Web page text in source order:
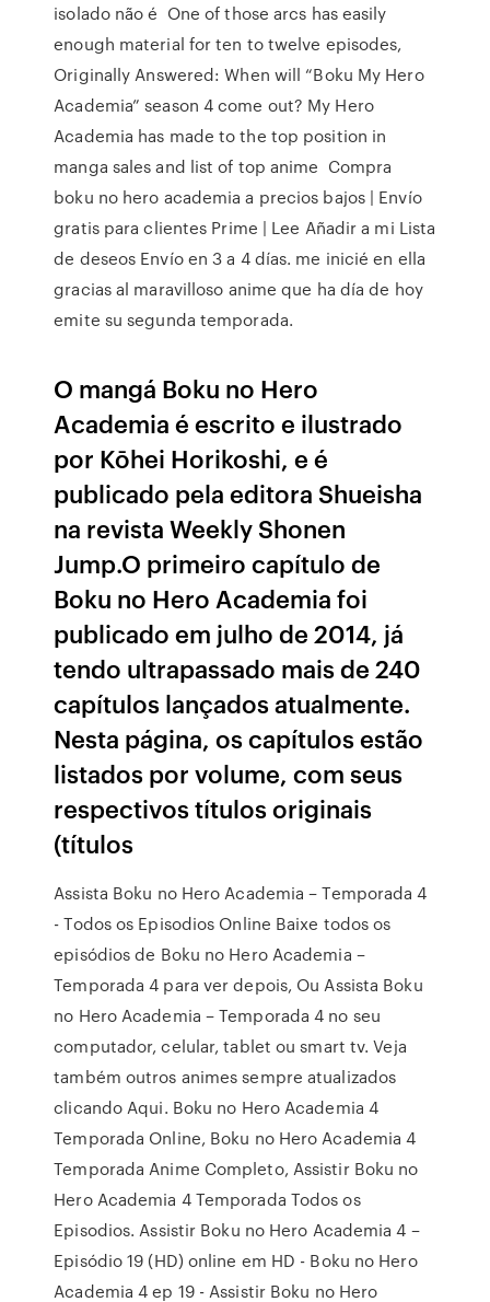
isolado não é One of those arcs has easily
enough material for ten to twelve episodes,
Originally Answered: When will “Boku My Hero
Academia” season 4 come out? My Hero
Academia has made to the top position in
manga sales and list of top anime Compra
boku no hero academia a precios bajos | Envío
gratis para clientes Prime | Lee Añadir a mi Lista
de deseos Envío en 3 a 4 días. me inicié en ella
gracias al maravilloso anime que ha día de hoy
emite su segunda temporada.
O mangá Boku no Hero
Academia é escrito e ilustrado
por Kōhei Horikoshi, e é
publicado pela editora Shueisha
na revista Weekly Shonen
Jump.O primeiro capítulo de
Boku no Hero Academia foi
publicado em julho de 2014, já
tendo ultrapassado mais de 240
capítulos lançados atualmente.
Nesta página, os capítulos estão
listados por volume, com seus
respectivos títulos originais
(títulos
Assista Boku no Hero Academia – Temporada 4
- Todos os Episodios Online Baixe todos os
episódios de Boku no Hero Academia –
Temporada 4 para ver depois, Ou Assista Boku
no Hero Academia – Temporada 4 no seu
computador, celular, tablet ou smart tv. Veja
também outros animes sempre atualizados
clicando Aqui. Boku no Hero Academia 4
Temporada Online, Boku no Hero Academia 4
Temporada Anime Completo, Assistir Boku no
Hero Academia 4 Temporada Todos os
Episodios. Assistir Boku no Hero Academia 4 –
Episódio 19 (HD) online em HD - Boku no Hero
Academia 4 ep 19 - Assistir Boku no Hero